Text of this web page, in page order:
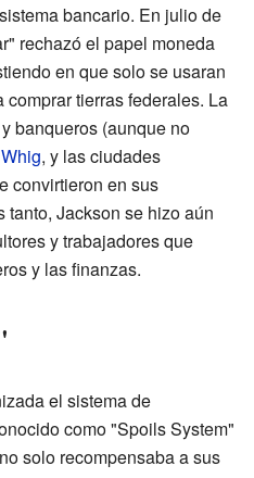
bancario. En julio de
rechazó el papel moneda
en que solo se usaran
tierras federales. La
banqueros (aunque no
, y las ciudades
convirtieron en sus
Jackson se hizo aún
y trabajadores que
y las finanzas.
el sistema de
como "Spoils System"
solo recompensaba a sus